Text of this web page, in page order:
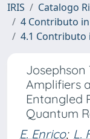
IRIS
Catalogo
4 Contributo
4.1 Contributo
Amplifiers
Entangled
Quantum
E. Enrico; L.